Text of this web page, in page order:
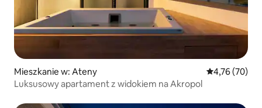
Mieszkanie w: Ateny Średnia
4,76 (70)
Luksusowy apartament z widokiem na Akropol